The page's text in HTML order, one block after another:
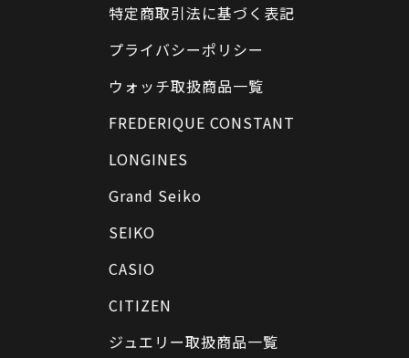
特定商取引法に基づく表記
プライバシーポリシー
ウォッチ取扱商品一覧
FREDERIQUE CONSTANT
LONGINES
Grand Seiko
SEIKO
CASIO
CITIZEN
ジュエリー取扱商品一覧